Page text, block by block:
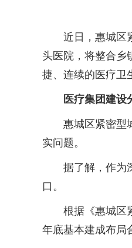
近日，惠城区紧
头医院，将整合乡
捷、连续的医疗卫
医疗集团建设
惠城区紧密型城
实问题。
据了解，作为深
口。
根据《惠城区紧
年底基本建成布局